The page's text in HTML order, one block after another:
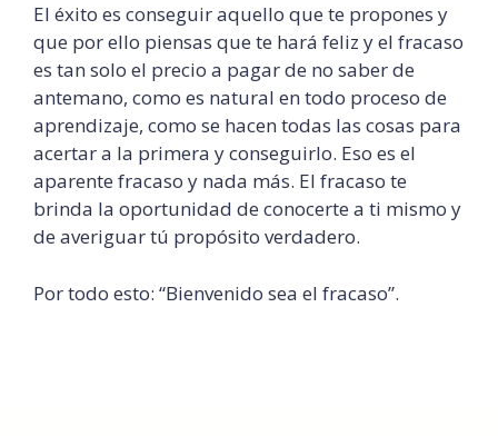
El éxito es conseguir aquello que te propones y
que por ello piensas que te hará feliz y el fracaso
es tan solo el precio a pagar de no saber de
antemano, como es natural en todo proceso de
aprendizaje, como se hacen todas las cosas para
acertar a la primera y conseguirlo. Eso es el
aparente fracaso y nada más. El fracaso te
brinda la oportunidad de conocerte a ti mismo y
de averiguar tú propósito verdadero.
Por todo esto: “Bienvenido sea el fracaso”.